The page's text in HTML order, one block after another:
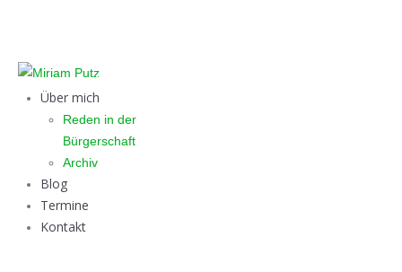
GRÜNE IDEEN IN DER BÜRGERSCHAFT
Über mich
Reden in der
Bürgerschaft
Archiv
Blog
Termine
Kontakt